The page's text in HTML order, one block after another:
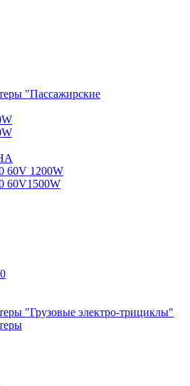
"Пассажирские
60V 1200W
60V1500W
"Грузовые электро‑трициклы"